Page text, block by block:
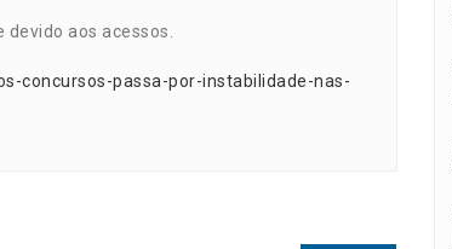
aos acessos.
concursos-passa-por-instabilidade-nas-